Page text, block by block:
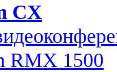
CX
RMX 1500